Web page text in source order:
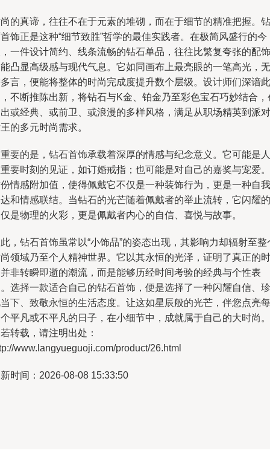
的真谛，往往不在于元素的堆砌，而在于细节的精准把握。钻
饰正是这种“细节致胜”哲学的最佳实践者。在极简风盛行的今
一件设计简约、线条流畅的钻石单品，往往比繁复夸张的配饰
凸显高级感与现代气息。它如同画布上最亮眼的一笔高光，无
言，便能将整体的时尚完成度提升数个层级。设计师们深谙此
不断推陈出新，将钻石与K金、铂金乃至彩色宝石巧妙结合，
或经典、或前卫、或浪漫的多样风格，满足从职场精英到派对
的多元时尚需求。
要的是，钻石首饰承载着深厚的情感与纪念意义。它可能是人
要时刻的见证，如订婚戒指；也可能是对自己的嘉奖与宠爱。
情感附加值，使得佩戴它不仅是一种装饰行为，更是一种自我
和情感联结。当钻石的光芒随着佩戴者的举止流转，它闪耀的
是物理的火彩，更是佩戴者内心的自信、喜悦与故事。
，钻石首饰虽常以“小饰品”的姿态出现，其影响力却辐射至整
领域乃至个人精神世界。它以其永恒的光泽，证明了真正的时
非转瞬即逝的潮流，而是能够历经时间考验的经典与个性表
选择一款适合自己的钻石首饰，便是选择了一种闪耀自信、珍
下、致敬永恒的生活态度。让这如星辰般的光芒，伴您点亮每
平凡或不平凡的日子，在小细节中，成就属于自己的大时尚。
转载，请注明出处：
www.langyueguoji.com/product/26.html
时间：2026-08-08 15:33:50